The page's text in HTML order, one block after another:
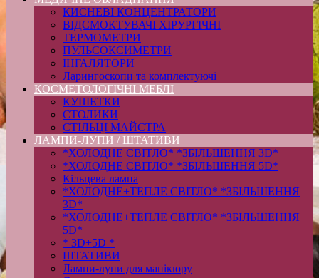
КИСНЕВІ КОНЦЕНТРАТОРИ
ВІДСМОКТУВАЧІ ХІРУРГІЧНІ
ТЕРМОМЕТРИ
ПУЛЬСОКСИМЕТРИ
ІНГАЛЯТОРИ
Ларингоскопи та комплектуючі
КОСМЕТОЛОГІЧНІ МЕБЛІ
КУШЕТКИ
СТОЛИКИ
СТІЛЬЦІ МАЙСТРА
ЛАМПИ-ЛУПИ / ШТАТИВИ
*ХОЛОДНЕ СВІТЛО* *ЗБІЛЬШЕННЯ 3D*
*ХОЛОДНЕ СВІТЛО* *ЗБІЛЬШЕННЯ 5D*
Кільцева лампа
*ХОЛОДНЕ+ТЕПЛЕ СВІТЛО* *ЗБІЛЬШЕННЯ
3D*
*ХОЛОДНЕ+ТЕПЛЕ СВІТЛО* *ЗБІЛЬШЕННЯ
5D*
* 3D+5D *
ШТАТИВИ
Лампи-лупи для манікюру